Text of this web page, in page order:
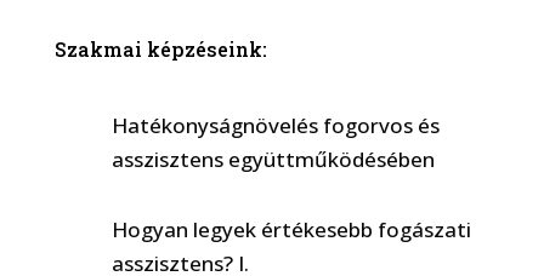
Szakmai képzéseink:
Hatékonyságnövelés fogorvos és
asszisztens együttműködésében
Hogyan legyek értékesebb fogászati
asszisztens? I.